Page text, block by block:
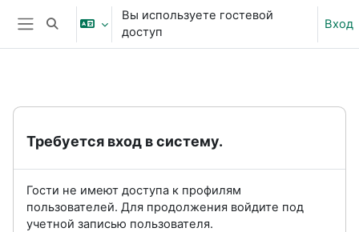
Перейти к основному содержанию
Боковая панель
Изменить данные поисковой строки
Вы используете гостевой
доступ
Вход
Требуется вход в систему.
Гости не имеют доступа к профилям
пользователей. Для продолжения войдите под
учетной записью пользователя.